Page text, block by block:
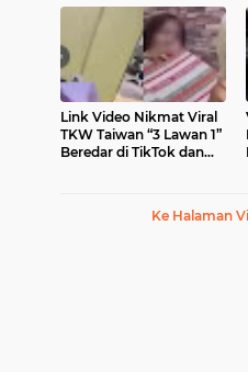
Link Video Nikmat Viral
TKW Taiwan “3 Lawan 1”
Beredar di TikTok dan
Ke Halaman